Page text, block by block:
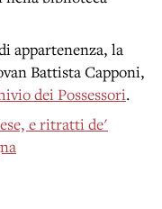
appartenenza, la
Battista Capponi,
dei Possessori.
e ritratti de'